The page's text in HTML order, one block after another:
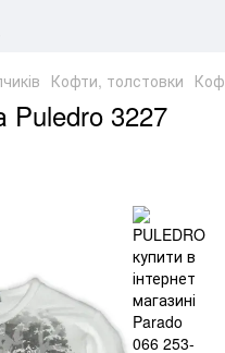
Кофти, толстовки
Puledro 3227